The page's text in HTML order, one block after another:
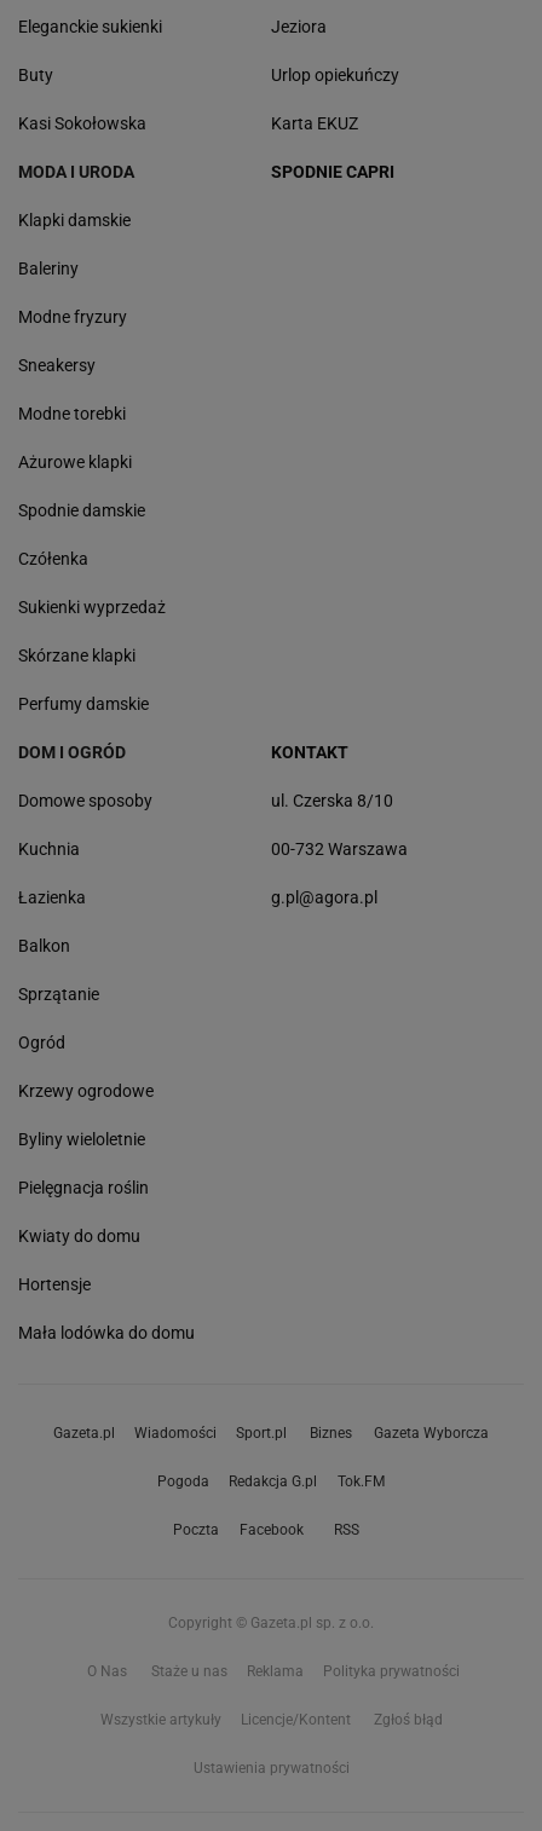
Eleganckie sukienki
Buty
Kasi Sokołowska
Jeziora
Urlop opiekuńczy
Karta EKUZ
MODA I URODA
Klapki damskie
Baleriny
Modne fryzury
Sneakersy
Modne torebki
Ażurowe klapki
Spodnie damskie
Czółenka
Sukienki wyprzedaż
Skórzane klapki
Perfumy damskie
SPODNIE CAPRI
DOM I OGRÓD
Domowe sposoby
Kuchnia
Łazienka
Balkon
Sprzątanie
Ogród
Krzewy ogrodowe
Byliny wieloletnie
Pielęgnacja roślin
Kwiaty do domu
Hortensje
Mała lodówka do domu
KONTAKT
ul. Czerska 8/10
00-732 Warszawa
g.pl@agora.pl
Gazeta.pl Wiadomości Sport.pl Biznes Gazeta Wyborcza
Pogoda Redakcja G.pl Tok.FM
Poczta Facebook RSS
Copyright © Gazeta.pl sp. z o.o.
O Nas Staże u nas Reklama Polityka prywatności
Wszystkie artykuły Licencje/Kontent Zgłoś błąd
Ustawienia prywatności